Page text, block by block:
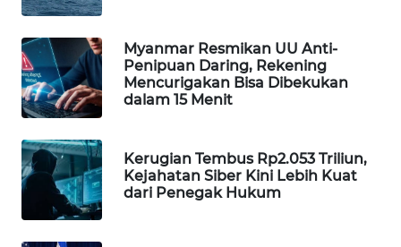
Myanmar Resmikan UU Anti-
Penipuan Daring, Rekening
Mencurigakan Bisa Dibekukan
dalam 15 Menit
Kerugian Tembus Rp2.053 Triliun,
Kejahatan Siber Kini Lebih Kuat
dari Penegak Hukum
WAHANA
UMKM
WAHANA
SELEB
WAHANA
PERSONA